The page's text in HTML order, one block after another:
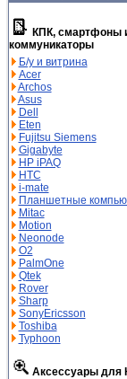
КПК, смартфоны
коммуникаторы
Б/у и витрина
Acer
Archos
Asus
Dell
Eten
Fujitsu Siemens
Gigabyte
HP iPAQ
HTC
i-mate
Планшетные
Mitac
Motion
Neonode
O2
PalmOne
Qtek
Rover
Sharp
SonyEricsson
Toshiba
Typhoon
Аксессуары для